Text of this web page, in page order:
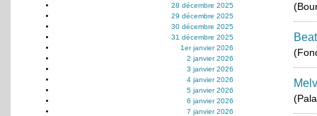
28 décembre 2025
29 décembre 2025
30 décembre 2025
31 décembre 2025
1er janvier 2026
2 janvier 2026
3 janvier 2026
4 janvier 2026
5 janvier 2026
6 janvier 2026
7 janvier 2026